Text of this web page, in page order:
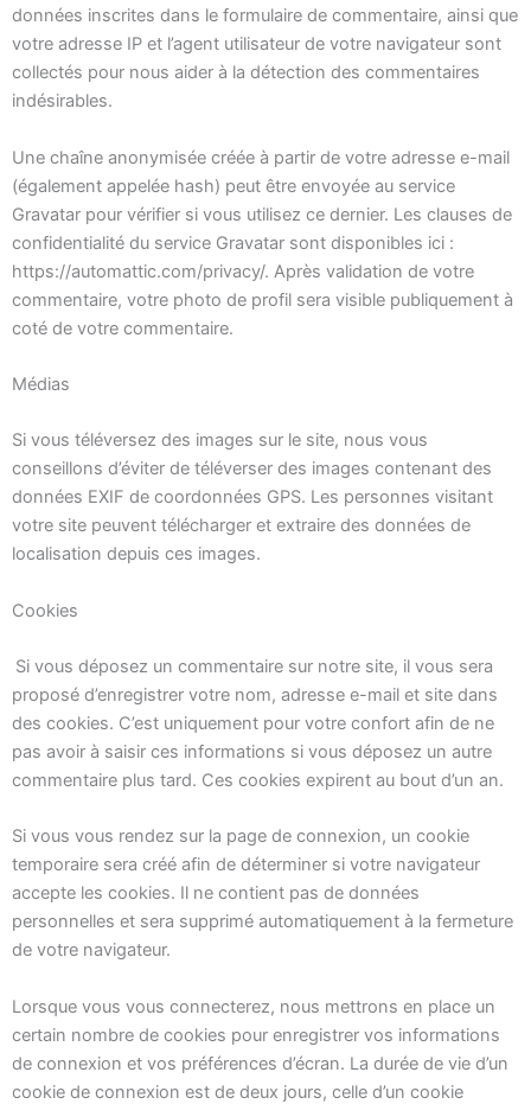
données inscrites dans le formulaire de commentaire, ainsi que
votre adresse IP et l’agent utilisateur de votre navigateur sont
collectés pour nous aider à la détection des commentaires
indésirables.
Une chaîne anonymisée créée à partir de votre adresse e-mail
(également appelée hash) peut être envoyée au service
Gravatar pour vérifier si vous utilisez ce dernier. Les clauses de
confidentialité du service Gravatar sont disponibles ici :
https://automattic.com/privacy/. Après validation de votre
commentaire, votre photo de profil sera visible publiquement à
coté de votre commentaire.
Médias
Si vous téléversez des images sur le site, nous vous
conseillons d’éviter de téléverser des images contenant des
données EXIF de coordonnées GPS. Les personnes visitant
votre site peuvent télécharger et extraire des données de
localisation depuis ces images.
Cookies
Si vous déposez un commentaire sur notre site, il vous sera
proposé d’enregistrer votre nom, adresse e-mail et site dans
des cookies. C’est uniquement pour votre confort afin de ne
pas avoir à saisir ces informations si vous déposez un autre
commentaire plus tard. Ces cookies expirent au bout d’un an.
Si vous vous rendez sur la page de connexion, un cookie
temporaire sera créé afin de déterminer si votre navigateur
accepte les cookies. Il ne contient pas de données
personnelles et sera supprimé automatiquement à la fermeture
de votre navigateur.
Lorsque vous vous connecterez, nous mettrons en place un
certain nombre de cookies pour enregistrer vos informations
de connexion et vos préférences d’écran. La durée de vie d’un
cookie de connexion est de deux jours, celle d’un cookie